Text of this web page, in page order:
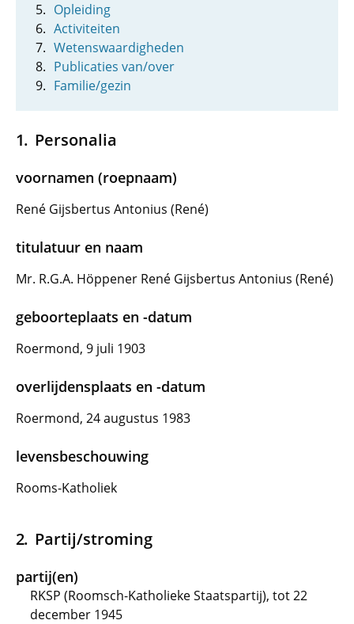
Opleiding
Activiteiten
Wetenswaardigheden
Publicaties van/over
Familie/gezin
Personalia
voornamen (roepnaam)
René Gijsbertus Antonius (René)
titulatuur en naam
Mr. R.G.A. Höppener René Gijsbertus Antonius (René)
geboorteplaats en -datum
Roermond, 9 juli 1903
overlijdensplaats en -datum
Roermond, 24 augustus 1983
levensbeschouwing
Rooms-Katholiek
Partij/stroming
partij(en)
RKSP (Roomsch-Katholieke Staatspartij), tot 22
december 1945